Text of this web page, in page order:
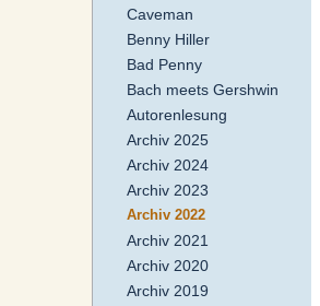
Caveman
Benny Hiller
Bad Penny
Bach meets Gershwin
Autorenlesung
Archiv 2025
Archiv 2024
Archiv 2023
Archiv 2022
Archiv 2021
Archiv 2020
Archiv 2019